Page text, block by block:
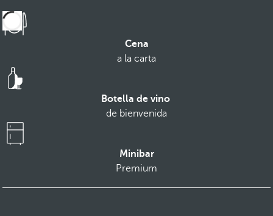
Cena
a la carta
Botella de vino
de bienvenida
Minibar
Premium